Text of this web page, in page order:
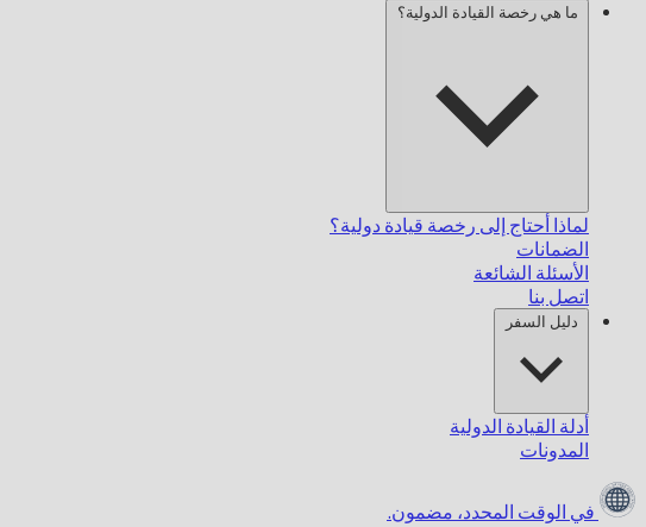
ما هي رخصة القيادة الدولية؟
لماذا أحتاج إلى رخصة قيادة دولية؟
الضمانات
الأسئلة الشائعة
اتصل بنا
دليل السفر
أدلة القيادة الدولية
المدونات
في الوقت المحدد، مضمون.